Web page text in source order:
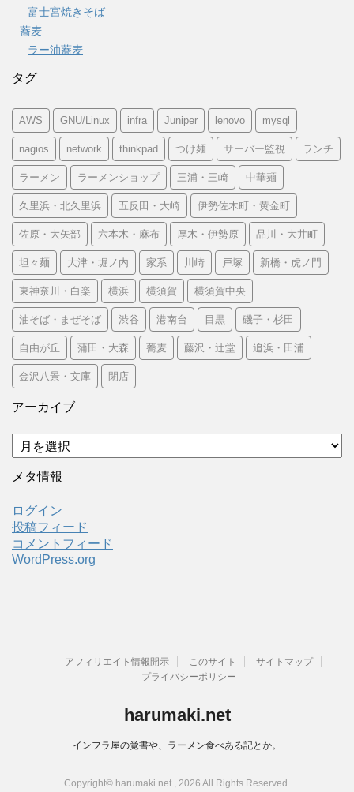
富士宮焼きそば
蕎麦
ラー油蕎麦
タグ
AWS GNU/Linux infra Juniper lenovo mysql
nagios network thinkpad つけ麺 サーバー監視 ランチ
ラーメン ラーメンショップ 三浦・三崎 中華麺
久里浜・北久里浜 五反田・大崎 伊勢佐木町・黄金町
佐原・大矢部 六本木・麻布 厚木・伊勢原 品川・大井町
坦々麺 大津・堀ノ内 家系 川崎 戸塚 新橋・虎ノ門
東神奈川・白楽 横浜 横須賀 横須賀中央
油そば・まぜそば 渋谷 港南台 目黒 磯子・杉田
自由が丘 蒲田・大森 蕎麦 藤沢・辻堂 追浜・田浦
金沢八景・文庫 閉店
アーカイブ
ア
ー
カ
ブ
メタ情報
ログイン
投稿フィード
コメントフィード
WordPress.org
アフィリエイト情報開示 このサイト
サイトマップ
プライバシーポリシー
harumaki.net
インフラ屋の覚書や、ラーメン食べある記とか。
Copyright© harumaki.net , 2026 All Rights Reserved.